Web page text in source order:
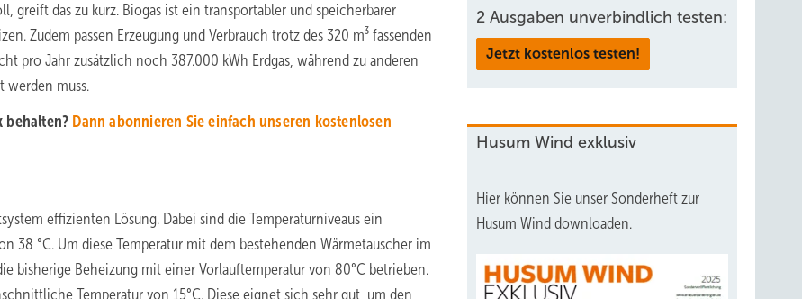
greift das zu kurz. Biogas ist ein transportabler und speicherbarer
Zudem passen Erzeugung und Verbrauch trotz des 320 m³ fassenden
pro Jahr zusätzlich noch 387.000 kWh Erdgas, während zu anderen
werden muss.
behalten? Dann abonnieren Sie einfach unseren kostenlosen
effizienten Lösung. Dabei sind die Temperaturniveaus ein
38 °C. Um diese Temperatur mit dem bestehenden Wärmetauscher im
bisherige Beheizung mit einer Vorlauftemperatur von 80°C betrieben.
Temperatur von 15°C. Diese eignet sich sehr gut, um den
2 Ausgaben unverbindlich testen:
Jetzt kostenlos testen!
Husum Wind exklusiv
Hier können Sie unser Sonderheft zur
Husum Wind downloaden.